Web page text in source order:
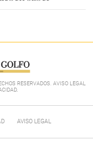
RESERVADOS. AVISO LEGAL
.
AVISO LEGAL